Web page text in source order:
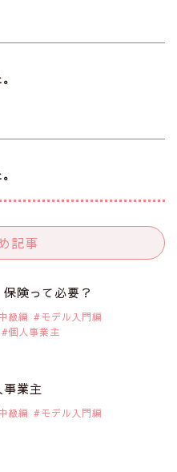
記事
険って必要？
級編
モデル入門編
個人事業主
業主
級編
モデル入門編